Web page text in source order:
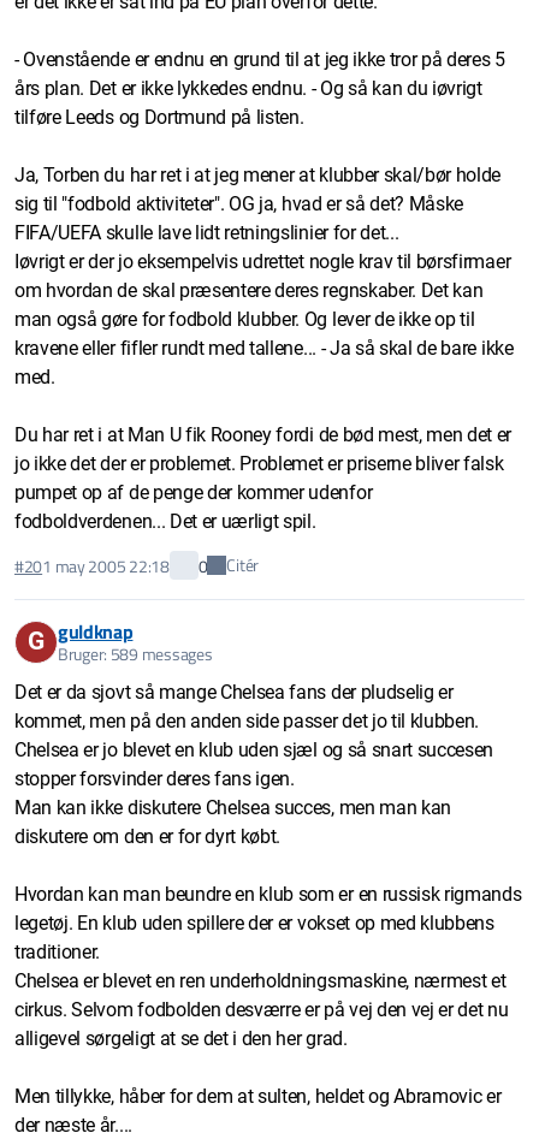
- Ovenstående er endnu en grund til at jeg ikke tror på deres 5
års plan. Det er ikke lykkedes endnu. - Og så kan du iøvrigt
tilføre Leeds og Dortmund på listen.
Ja, Torben du har ret i at jeg mener at klubber skal/bør holde
sig til "fodbold aktiviteter". OG ja, hvad er så det? Måske
FIFA/UEFA skulle lave lidt retningslinier for det...
Iøvrigt er der jo eksempelvis udrettet nogle krav til børsfirmaer
om hvordan de skal præsentere deres regnskaber. Det kan
man også gøre for fodbold klubber. Og lever de ikke op til
kravene eller fifler rundt med tallene... - Ja så skal de bare ikke
med.
Du har ret i at Man U fik Rooney fordi de bød mest, men det er
jo ikke det der er problemet. Problemet er priserne bliver falsk
pumpet op af de penge der kommer udenfor
fodboldverdenen... Det er uærligt spil.
#201 may 2005 22:18 0 Citér
G guldknap
Bruger: 589 messages
Det er da sjovt så mange Chelsea fans der pludselig er
kommet, men på den anden side passer det jo til klubben.
Chelsea er jo blevet en klub uden sjæl og så snart succesen
stopper forsvinder deres fans igen.
Man kan ikke diskutere Chelsea succes, men man kan
diskutere om den er for dyrt købt.
Hvordan kan man beundre en klub som er en russisk rigmands
legetøj. En klub uden spillere der er vokset op med klubbens
traditioner.
Chelsea er blevet en ren underholdningsmaskine, nærmest et
cirkus. Selvom fodbolden desværre er på vej den vej er det nu
alligevel sørgeligt at se det i den her grad.
Men tillykke, håber for dem at sulten, heldet og Abramovic er
der næste år....